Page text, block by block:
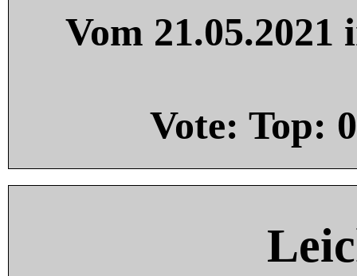
Vom
Vote: Top: 0